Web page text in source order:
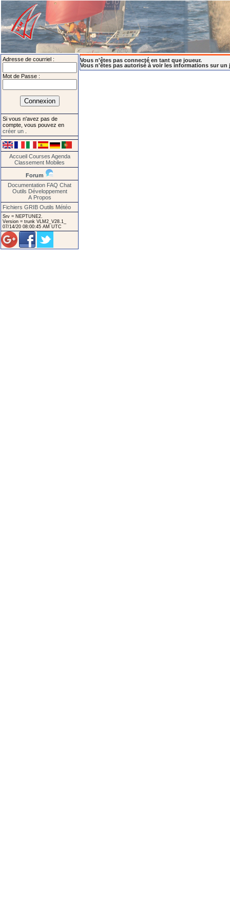
Adresse de courriel :
Mot de Passe :
Si vous n'avez pas de
compte, vous pouvez en
créer un
Accueil Courses Agenda
Classement Mobiles
Forum
Documentation FAQ Chat
Outils Développement
A Propos
Fichiers GRIB Outils Météo
Srv = NEPTUNE2.
Version = trunk VLM2_V28.1_
07/14/20 08:00:45 AM UTC
Vous n'êtes pas connecté en tant que joueur.
Vous n'êtes pas autorisé à voir les informations sur un